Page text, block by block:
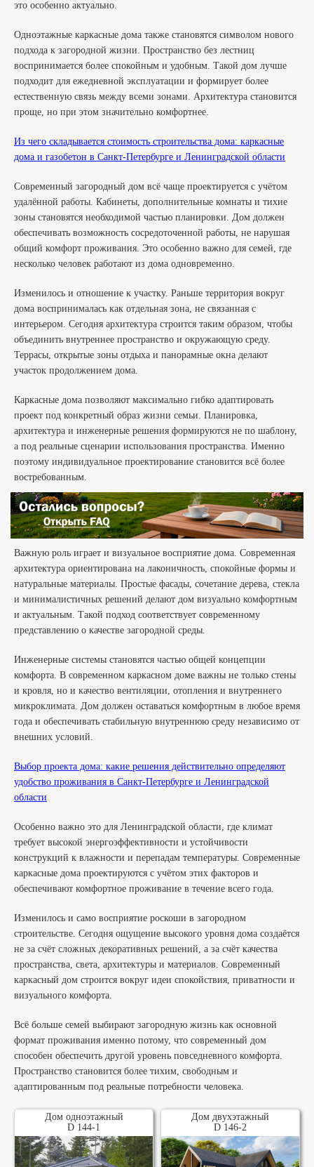
это особенно актуально.
Одноэтажные каркасные дома также становятся символом нового
подхода к загородной жизни. Пространство без лестниц
воспринимается более спокойным и удобным. Такой дом лучше
подходит для ежедневной эксплуатации и формирует более
естественную связь между всеми зонами. Архитектура становится
проще, но при этом значительно комфортнее.
Из чего складывается стоимость строительства дома: каркасные
дома и газобетон в Санкт-Петербурге и Ленинградской области
Современный загородный дом всё чаще проектируется с учётом
удалённой работы. Кабинеты, дополнительные комнаты и тихие
зоны становятся необходимой частью планировки. Дом должен
обеспечивать возможность сосредоточенной работы, не нарушая
общий комфорт проживания. Это особенно важно для семей, где
несколько человек работают из дома одновременно.
Изменилось и отношение к участку. Раньше территория вокруг
дома воспринималась как отдельная зона, не связанная с
интерьером. Сегодня архитектура строится таким образом, чтобы
объединить внутреннее пространство и окружающую среду.
Террасы, открытые зоны отдыха и панорамные окна делают
участок продолжением дома.
Каркасные дома позволяют максимально гибко адаптировать
проект под конкретный образ жизни семьи. Планировка,
архитектура и инженерные решения формируются не по шаблону,
а под реальные сценарии использования пространства. Именно
поэтому индивидуальное проектирование становится всё более
востребованным.
Важную роль играет и визуальное восприятие дома. Современная
архитектура ориентирована на лаконичность, спокойные формы и
натуральные материалы. Простые фасады, сочетание дерева, стекла
и минималистичных решений делают дом визуально комфортным
и актуальным. Такой подход соответствует современному
представлению о качестве загородной среды.
Инженерные системы становятся частью общей концепции
комфорта. В современном каркасном доме важны не только стены
и кровля, но и качество вентиляции, отопления и внутреннего
микроклимата. Дом должен оставаться комфортным в любое время
года и обеспечивать стабильную внутреннюю среду независимо от
внешних условий.
Выбор проекта дома: какие решения действительно определяют
удобство проживания в Санкт-Петербурге и Ленинградской
области
Особенно важно это для Ленинградской области, где климат
требует высокой энергоэффективности и устойчивости
конструкций к влажности и перепадам температуры. Современные
каркасные дома проектируются с учётом этих факторов и
обеспечивают комфортное проживание в течение всего года.
Изменилось и само восприятие роскоши в загородном
строительстве. Сегодня ощущение высокого уровня дома создаётся
не за счёт сложных декоративных решений, а за счёт качества
пространства, света, архитектуры и материалов. Современный
каркасный дом строится вокруг идеи спокойствия, приватности и
визуального комфорта.
Всё больше семей выбирают загородную жизнь как основной
формат проживания именно потому, что современный дом
способен обеспечить другой уровень повседневного комфорта.
Пространство становится более тихим, свободным и
адаптированным под реальные потребности человека.
Дом одноэтажный
D 144-1
Дом двухэтажный
D 146-2